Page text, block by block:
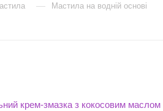
— Мастила на водній основі